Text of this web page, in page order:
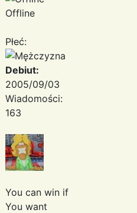
Offline
Płeć:
Debiut:
2005/09/03
Wiadomości:
163
You can win if
You want